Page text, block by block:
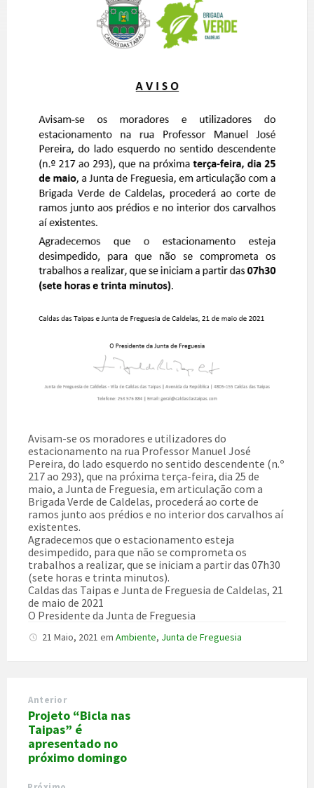
Avisam-se os moradores e utilizadores do
estacionamento na rua Professor Manuel José
Pereira, do lado esquerdo no sentido descendente (n.º
217 ao 293), que na próxima terça-feira, dia 25 de
maio, a Junta de Freguesia, em articulação com a
Brigada Verde de Caldelas, procederá ao corte de
ramos junto aos prédios e no interior dos carvalhos aí
existentes.
Agradecemos que o estacionamento esteja
desimpedido, para que não se comprometa os
trabalhos a realizar, que se iniciam a partir das 07h30
(sete horas e trinta minutos).
Caldas das Taipas e Junta de Freguesia de Caldelas, 21
de maio de 2021
O Presidente da Junta de Freguesia
21 Maio, 2021 em Ambiente, Junta de Freguesia
Anterior
Projeto “Bicla nas
Taipas” é
apresentado no
próximo domingo